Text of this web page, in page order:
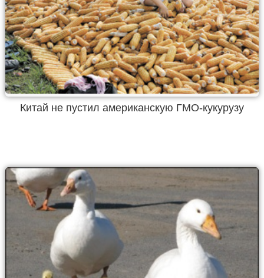
Китай не пустил американскую ГМО-кукурузу